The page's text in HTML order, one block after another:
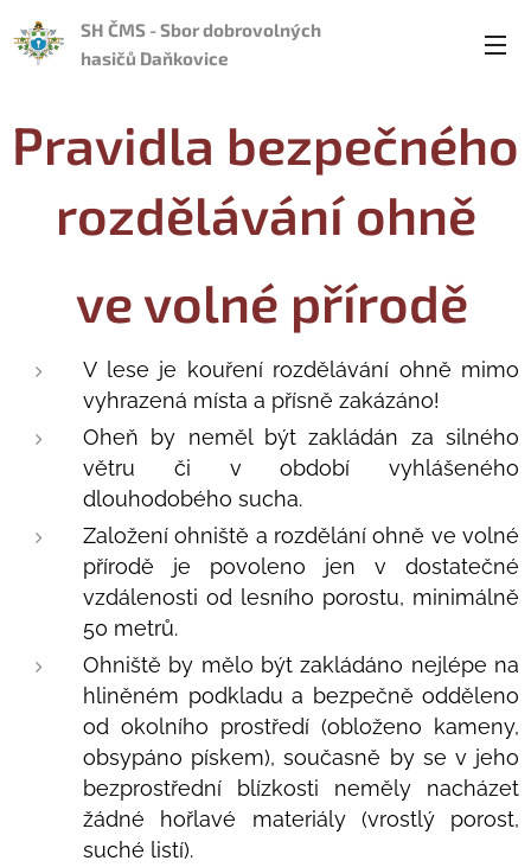
SH ČMS - Sbor dobrovolných
hasičů Daňkovice
Pravidla bezpečného
rozdělávání ohně
ve volné přírodě
V lese je kouření rozdělávání ohně mimo
vyhrazená místa a přísně zakázáno!
Oheň by neměl být zakládán za silného
větru či v období vyhlášeného
dlouhodobého sucha.
Založení ohniště a rozdělání ohně ve volné
přírodě je povoleno jen v dostatečné
vzdálenosti od lesního porostu, minimálně
50 metrů.
Ohniště by mělo být zakládáno nejlépe na
hliněném podkladu a bezpečně odděleno
od okolního prostředí (obloženo kameny,
obsypáno pískem), současně by se v jeho
bezprostřední blízkosti neměly nacházet
žádné hořlavé materiály (vrostlý porost,
suché listí).